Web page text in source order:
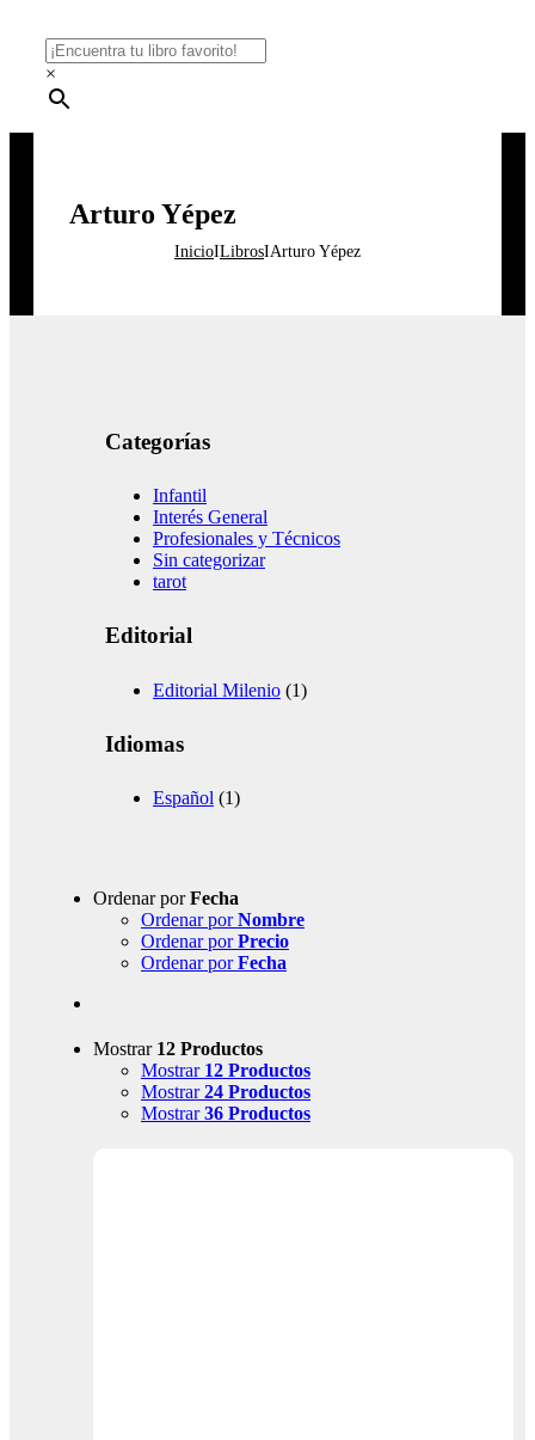
×
Arturo Yépez
InicioILibrosIArturo Yépez
Categorías
Infantil
Interés General
Profesionales y Técnicos
Sin categorizar
tarot
Editorial
Editorial Milenio (1)
Idiomas
Español (1)
Ordenar porFecha
Ordenar porNombre
Ordenar porPrecio
Ordenar porFecha
Mostrar 12 Productos
Mostrar 12 Productos
Mostrar24 Productos
Mostrar36 Productos